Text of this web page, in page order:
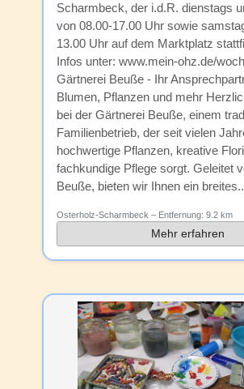
Scharmbeck, der i.d.R. dienstags
von 08.00-17.00 Uhr sowie
13.00 Uhr auf dem Marktplatz
Infos unter: www.mein-ohz.de/
Gärtnerei Beuße - Ihr
Blumen, Pflanzen und mehr
bei der Gärtnerei Beuße, einem
Familienbetrieb, der seit vielen
hochwertige Pflanzen, kreative
fachkundige Pflege sorgt. Geleitet
Beuße, bieten wir Ihnen ein
Osterholz-Scharmbeck – Entfernung: 9.2 km
Mehr erfahren